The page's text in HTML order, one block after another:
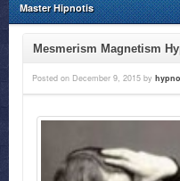
Master Hipnotis
Mesmerism Magnetism
Posted on December 9, 2015 by